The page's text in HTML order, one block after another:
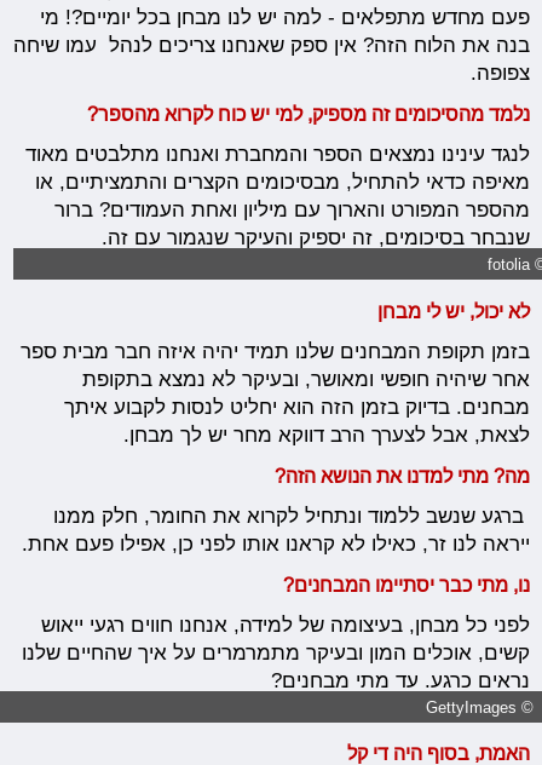
פעם מחדש מתפלאים - למה יש לנו מבחן בכל יומיים?! מי
בנה את הלוח הזה? אין ספק שאנחנו צריכים לנהל עמו שיחה
צפופה.
נלמד מהסיכומים זה מספיק, למי יש כוח לקרוא מהספר?
לנגד עינינו נמצאים הספר והמחברת ואנחנו מתלבטים מאוד
מאיפה כדאי להתחיל, מבסיכומים הקצרים והתמציתיים, או
מהספר המפורט והארוך עם מיליון ואחת העמודים? ברור
שנבחר בסיכומים, זה יספיק והעיקר שנגמור עם זה.
©
לא יכול, יש לי מבחן
בזמן תקופת המבחנים שלנו תמיד יהיה איזה חבר מבית ספר
אחר שיהיה חופשי ומאושר, ובעיקר לא נמצא בתקופת
מבחנים. בדיוק בזמן הזה הוא יחליט לנסות לקבוע איתך
לצאת, אבל לצערך הרב דווקא מחר יש לך מבחן.
מה? מתי למדנו את הנושא הזה?
ברגע שנשב ללמוד ונתחיל לקרוא את החומר, חלק ממנו
ייראה לנו זר, כאילו לא קראנו אותו לפני כן, אפילו פעם אחת.
נו, מתי כבר יסתיימו המבחנים?
לפני כל מבחן, בעיצומה של למידה, אנחנו חווים רגעי ייאוש
קשים, אוכלים המון ובעיקר מתמרמרים על איך שהחיים שלנו
נראים כרגע. עד מתי מבחנים?
© GettyImages
האמת, בסוף היה די קל